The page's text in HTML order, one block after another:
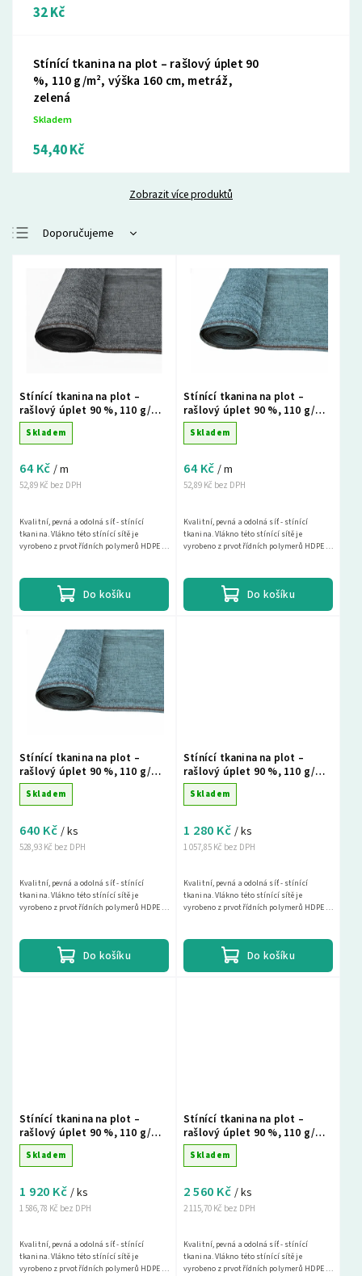
32 Kč
Stínící tkanina na plot – rašlový úplet 90
%, 110 g/m², výška 160 cm, metráž,
zelená
Skladem
54,40 Kč
Zobrazit více produktů
Doporučujeme
Nejdražší
Nejprodávanější
Abecedně
Stínící tkanina na plot –
rašlový úplet 90 %, 110 g/m²,
výška 200 cm, metráž,
antracit
Skladem
52,89 Kč bez DPH
64 Kč / m
Do košíku
Kvalitní, pevná a odolná síť - stínící
tkanina. Vlákno této stínící sítě je
vyrobeno z prvotřídních polymerů HDPE s
Stínící tkanina na plot –
rašlový úplet 90 %, 110 g/m²,
výška 200 cm, metráž, zelená
Skladem
52,89 Kč bez DPH
64 Kč / m
Do košíku
Kvalitní, pevná a odolná síť - stínící
tkanina. Vlákno této stínící sítě je
vyrobeno z prvotřídních polymerů HDPE s
Stínící tkanina na plot –
rašlový úplet 90 %, 110 g/m²,
200 cm × 10 m, zelená
Skladem
528,93 Kč bez DPH
640 Kč / ks
Do košíku
Kvalitní, pevná a odolná síť - stínící
tkanina. Vlákno této stínící sítě je
vyrobeno z prvotřídních polymerů HDPE s
Stínící tkanina na plot –
rašlový úplet 90 %, 110 g/m²,
200 cm × 20 m, zelená
Skladem
1 057,85 Kč bez DPH
1 280 Kč / ks
Do košíku
Kvalitní, pevná a odolná síť - stínící
tkanina. Vlákno této stínící sítě je
vyrobeno z prvotřídních polymerů HDPE s
Stínící tkanina na plot –
rašlový úplet 90 %, 110 g/m²,
200 cm × 30 m, zelená
Skladem
1 586,78 Kč bez DPH
1 920 Kč / ks
Kvalitní, pevná a odolná síť - stínící
tkanina. Vlákno této stínící sítě je
vyrobeno z prvotřídních polymerů HDPE s
Stínící tkanina na plot –
rašlový úplet 90 %, 110 g/m²,
200 cm × 40 m, zelená
Skladem
2 115,70 Kč bez DPH
2 560 Kč / ks
Kvalitní, pevná a odolná síť - stínící
tkanina. Vlákno této stínící sítě je
vyrobeno z prvotřídních polymerů HDPE s